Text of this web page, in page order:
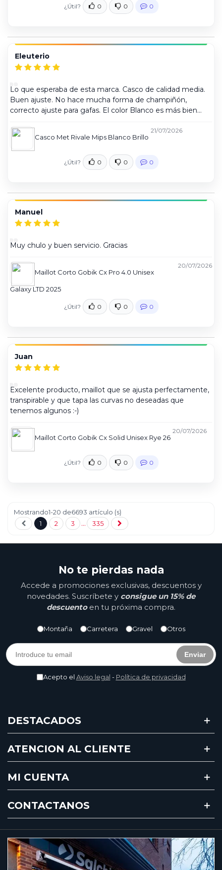
¿Útil? 0 0 0
Eleuterio
Lo que esperaba de esta marca. Casco de calidad media.
Buen ajuste. No hace mucha forma de champiñón,
correcto ajuste para gafas. El color Blanco es más bien
Casco Met Rivale Mips Blanco Brillo
21/07/2026
¿Útil? 0 0 0
Manuel
Muy chulo y buen servicio. Gracias
Maillot Corto Gobik Cx Pro 4.0 Unisex
Galaxy LTD 2025
20/07/2026
¿Útil? 0 0 0
Juan
Excelente producto, maillot que se ajusta perfectamente,
transpirable y que tapa las curvas no deseadas que
tenemos algunos :-)
Maillot Corto Gobik Cx Solid Unisex Rye 26
20/07/2026
¿Útil? 0 0 0
Mostrando1-20 de6693 artículo (s)
Anterior
1 2 3 … 335 próximo
No te pierdas nada
Accede a promociones exclusivas, descuentos y
novedades. Suscríbete y consigue un 15% de
descuentoen tu próxima compra.
Montaña Carretera Gravel Otros
Enviar
Acepto el Aviso legal - Política de privacidad
DESTACADOS
ATENCION AL CLIENTE
MI CUENTA
CONTACTANOS